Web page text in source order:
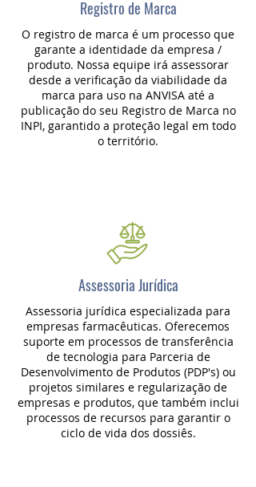
Registro de Marca
O registro de marca é um processo que
garante a identidade da empresa /
produto. Nossa equipe irá assessorar
desde a verificação da viabilidade da
marca para uso na ANVISA até a
publicação do seu Registro de Marca no
INPI, garantido a proteção legal em todo
o território.
Assessoria Jurídica
Assessoria jurídica especializada para
empresas farmacêuticas. Oferecemos
suporte em processos de transferência
de tecnologia para Parceria de
Desenvolvimento de Produtos (PDP's) ou
projetos similares e regularização de
empresas e produtos, que também inclui
processos de recursos para garantir o
ciclo de vida dos dossiês.